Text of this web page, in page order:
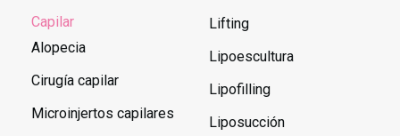
Capilar
Alopecia
Cirugía capilar
Microinjertos capilares
Lifting
Lipoescultura
Lipofilling
Liposucción